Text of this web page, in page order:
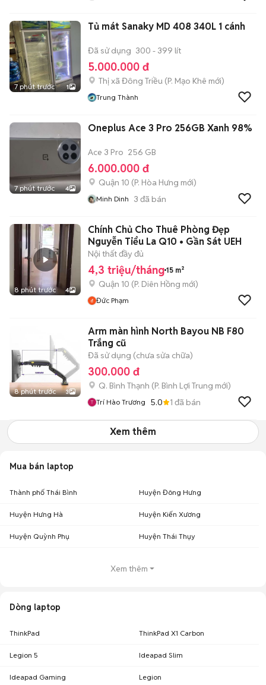
7 phút trước 1
Tủ mát Sanaky MD 408 340L 1 cánh
Đã sử dụng 300 - 399 lít
5.000.000 đ
Thị xã Đông Triều (P. Mạo Khê mới)
Trung Thành
7 phút trước 4
Oneplus Ace 3 Pro 256GB Xanh 98%
Ace 3 Pro 256 GB
6.000.000 đ
Quận 10 (P. Hòa Hưng mới)
Minh Dinh 3 đã bán
8 phút trước 4
Chính Chủ Cho Thuê Phòng Đẹp
Nguyễn Tiểu La Q10 • Gần Sát UEH
Nội thất đầy đủ
4,3 triệu/tháng 15 m²
Quận 10 (P. Diên Hồng mới)
Đức Phạm
8 phút trước 3
Arm màn hình North Bayou NB F80
Trắng cũ
Đã sử dụng (chưa sửa chữa)
300.000 đ
Q. Bình Thạnh (P. Bình Lợi Trung mới)
Trí Hào Trương 5.0 1 đã bán
Xem thêm
Mua bán laptop
Thành phố Thái Bình Huyện Đông Hưng
Huyện Hưng Hà Huyện Kiến Xương
Huyện Quỳnh Phụ Huyện Thái Thụy
Xem thêm
Dòng laptop
ThinkPad ThinkPad X1 Carbon
Legion 5 Ideapad Slim
Ideapad Gaming Legion